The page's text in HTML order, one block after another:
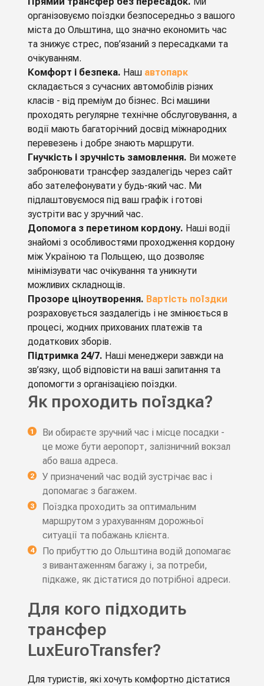
організовуємо поїздки безпосередньо з вашого
міста до Ольштина, що значно економить час
та знижує стрес, пов’язаний з пересадками та
очікуванням.
Комфорт і безпека. Наш автопарк
складається з сучасних автомобілів різних
класів - від преміум до бізнес. Всі машини
проходять регулярне технічне обслуговування, а
водії мають багаторічний досвід міжнародних
перевезень і добре знають маршрути.
Гнучкість і зручність замовлення. Ви можете
забронювати трансфер заздалегідь через сайт
або зателефонувати у будь-який час. Ми
підлаштовуємося під ваш графік і готові
зустріти вас у зручний час.
Допомога з перетином кордону. Наші водії
знайомі з особливостями проходження кордону
між Україною та Польщею, що дозволяє
мінімізувати час очікування та уникнути
можливих складнощів.
Прозоре ціноутворення. Вартість поїздки
розраховується заздалегідь і не змінюється в
процесі, жодних прихованих платежів та
додаткових зборів.
Підтримка 24/7. Наші менеджери завжди на
зв’язку, щоб відповісти на ваші запитання та
допомогти з організацією поїздки.
Як проходить поїздка?
Ви обираєте зручний час і місце посадки -
це може бути аеропорт, залізничний вокзал
або ваша адреса.
У призначений час водій зустрічає вас і
допомагає з багажем.
Поїздка проходить за оптимальним
маршрутом з урахуванням дорожньої
ситуації та побажань клієнта.
По прибуттю до Ольштина водій допомагає
з вивантаженням багажу і, за потреби,
підкаже, як дістатися до потрібної адреси.
Для кого підходить
трансфер
LuxEuroTransfer?
Для туристів, які хочуть комфортно дістатися